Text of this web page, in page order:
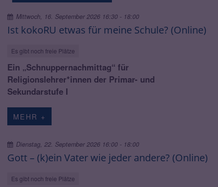
Ist kokoRU etwas für meine Schule? (Online)
Es gibt noch freie Plätze
Mittwoch, 16. September 2026 16:30 - 18:00
Ein „Schnuppernachmittag“ für
Religionslehrer*innen der Primar- und
Sekundarstufe I
MEHR +
Gott – (k)ein Vater wie jeder andere? (Online)
Es gibt noch freie Plätze
Dienstag, 22. September 2026 16:00 - 18:00